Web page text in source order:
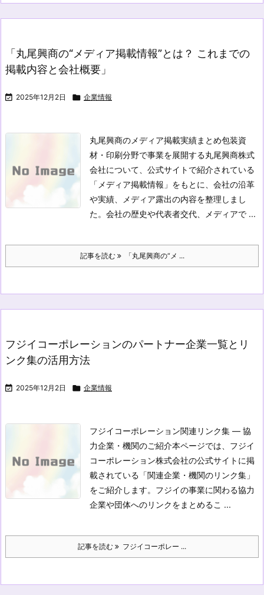
「丸尾興商の“メディア掲載情報”とは？ これまでの
掲載内容と会社概要」
 2025年12月2日  企業情報
丸尾興商のメディア掲載実績まとめ包装資
材・印刷分野で事業を展開する丸尾興商株式
会社について、公式サイトで紹介されている
「メディア掲載情報」をもとに、会社の沿革
や実績、メディア露出の内容を整理しまし
た。会社の歴史や代表者交代、メディアで ...
記事を読む 「丸尾興商の“メ ...
フジイコーポレーションのパートナー企業一覧とリ
ンク集の活用方法
 2025年12月2日  企業情報
フジイコーポレーション関連リンク集 ― 協
力企業・機関のご紹介本ページでは、フジイ
コーポレーション株式会社の公式サイトに掲
載されている「関連企業・機関のリンク集」
をご紹介します。フジイの事業に関わる協力
企業や団体へのリンクをまとめるこ ...
記事を読む フジイコーポレー ...